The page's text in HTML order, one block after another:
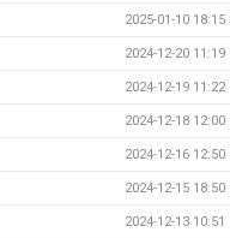
2025-01-10 18:15
2024-12-20 11:19
2024-12-19 11:22
2024-12-18 12:00
2024-12-16 12:50
2024-12-15 18:50
2024-12-13 10:51